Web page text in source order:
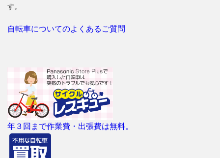
す。
自転車についてのよくあるご質問
年３回まで作業費・出張費は無料。